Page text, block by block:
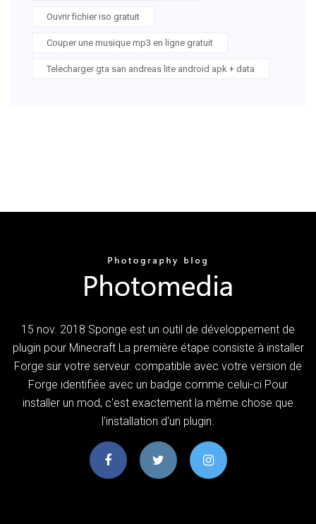
Ouvrir fichier iso gratuit
Couper une musique mp3 en ligne gratuit
Telecharger gta san andreas lite android apk + data
15 nov. 2018 Sponge est un outil de développement de
plugin pour Minecraft La première étape consiste à installer
Forge sur votre serveur. compatible avec votre version de
Forge identifiée avec un badge comme celui-ci Pour
installer un mod, c'est exactement la même chose que
l'installation d'un plugin.